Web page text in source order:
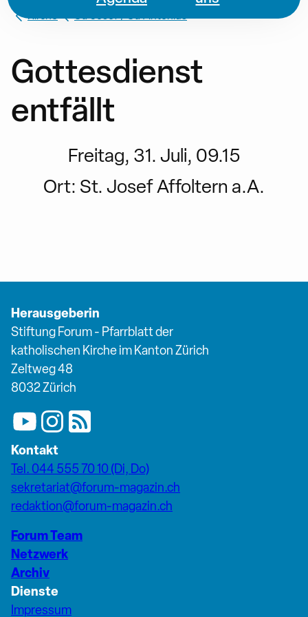
Kirche St. Josef / St. Antonius
Gottesdienst
entfällt
Freitag, 31. Juli, 09.15
Ort: St. Josef Affoltern a.A.
Herausgeberin
Stiftung Forum - Pfarrblatt der
katholischen Kirche im Kanton Zürich
Zeltweg 48
8032 Zürich
Kontakt
Tel. 044 555 70 10 (Di, Do)
sekretariat@forum-magazin.ch
redaktion@forum-magazin.ch
Forum Team
Netzwerk
Archiv
Dienste
Impressum